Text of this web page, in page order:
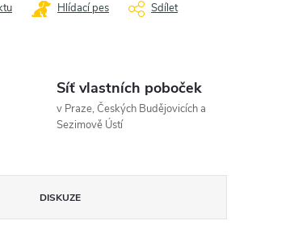
Hlídací pes Sdílet
Síť vlastních poboček
v Praze, Českých Budějovicích a
Sezimově Ústí
DISKUZE